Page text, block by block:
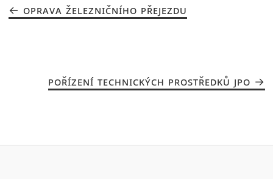
OPRAVA ŽELEZNIČNÍHO PŘEJEZDU
POŘÍZENÍ TECHNICKÝCH PROSTŘEDKŮ JPO